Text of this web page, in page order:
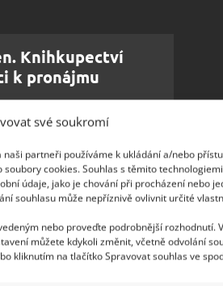
své soukromí
partneři používáme k ukládání a/nebo
cookies. Souhlas s těmito
údaje, jako je chování při procházení nebo
souhlasu může nepříznivě ovlivnit určité
nebo proveďte podrobnější rozhodnutí.
můžete kdykoli změnit, včetně odvolání
kliknutím na tlačítko Spravovat souhlas ve
Knihkupectví
k pronájmu
a koupelny – od
tak
dvě oddělené
off-grid, stejně jako
již dříve na
sítě. Elektřinu